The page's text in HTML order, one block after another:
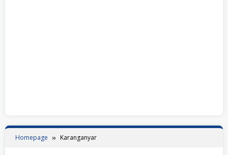
Homepage Karanganyar